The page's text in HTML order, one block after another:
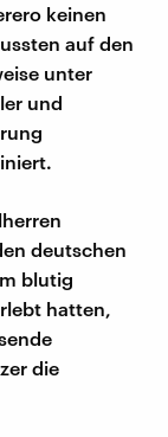
keinen
auf den
unter
und
deutschen
blutig
hatten,
die